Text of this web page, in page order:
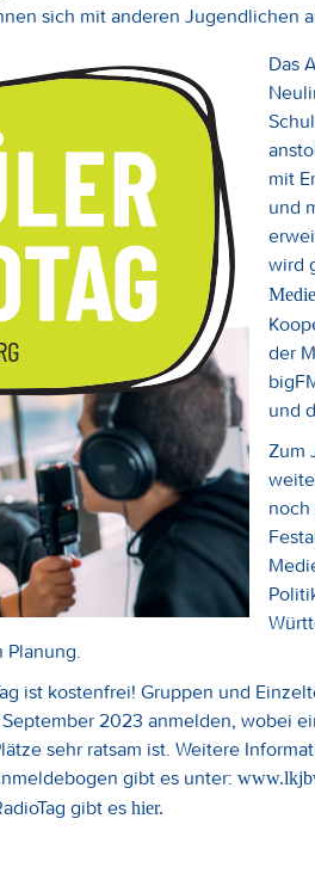
sich mit anderen Jugendlichen
Das
mit
und
wird
der
und
Zum
noch
Planung.
ist kostenfrei! Gruppen und
2023 anmelden, wobei
sehr ratsam ist. Weitere
gibt es unter:
gibt es hier.